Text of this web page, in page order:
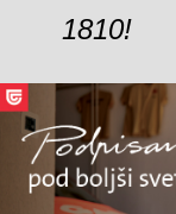
1810!